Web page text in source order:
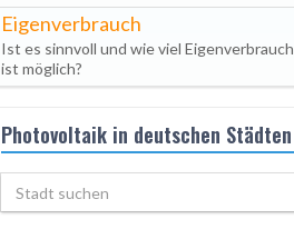
Eigenverbrauch
Ist es sinnvoll und wie viel Eigenverbrauch
ist möglich?
Photovoltaik in deutschen Städten